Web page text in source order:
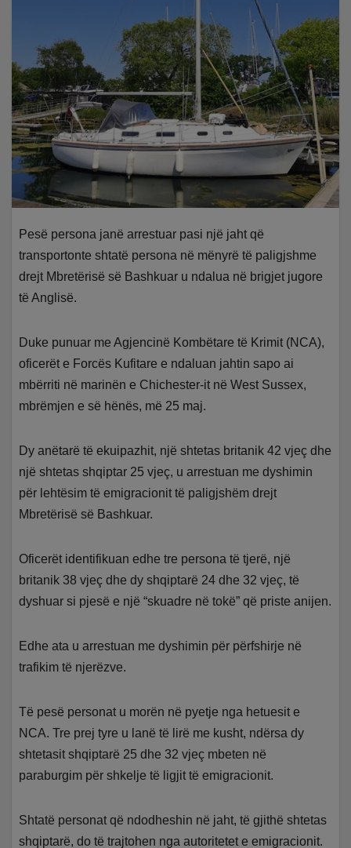
Pesë persona janë arrestuar pasi një jaht që
transportonte shtatë persona në mënyrë të paligjshme
drejt Mbretërisë së Bashkuar u ndalua në brigjet jugore
të Anglisë.
Duke punuar me Agjencinë Kombëtare të Krimit (NCA),
oficerët e Forcës Kufitare e ndaluan jahtin sapo ai
mbërriti në marinën e Chichester-it në West Sussex,
mbrëmjen e së hënës, më 25 maj.
Dy anëtarë të ekuipazhit, një shtetas britanik 42 vjeç dhe
një shtetas shqiptar 25 vjeç, u arrestuan me dyshimin
për lehtësim të emigracionit të paligjshëm drejt
Mbretërisë së Bashkuar.
Oficerët identifikuan edhe tre persona të tjerë, një
britanik 38 vjeç dhe dy shqiptarë 24 dhe 32 vjeç, të
dyshuar si pjesë e një “skuadre në tokë” që priste anijen.
Edhe ata u arrestuan me dyshimin për përfshirje në
trafikim të njerëzve.
Të pesë personat u morën në pyetje nga hetuesit e
NCA. Tre prej tyre u lanë të lirë me kusht, ndërsa dy
shtetasit shqiptarë 25 dhe 32 vjeç mbeten në
paraburgim për shkelje të ligjit të emigracionit.
Shtatë personat që ndodheshin në jaht, të gjithë shtetas
shqiptarë, do të trajtohen nga autoritetet e emigracionit.